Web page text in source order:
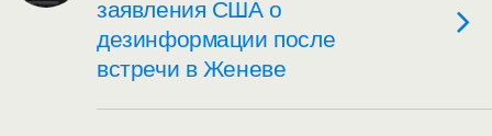
заявления США о
дезинформации после
встречи в Женеве